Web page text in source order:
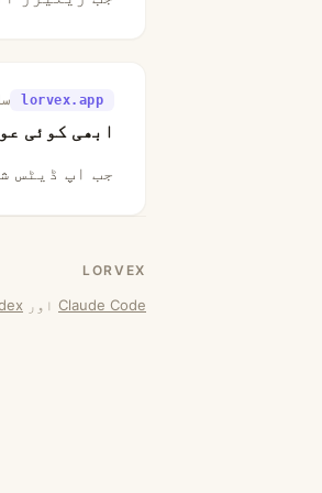
lorvex.app
ابھی کوئی
جب اپ ڈیٹس
LORVEX
Claude Code اور